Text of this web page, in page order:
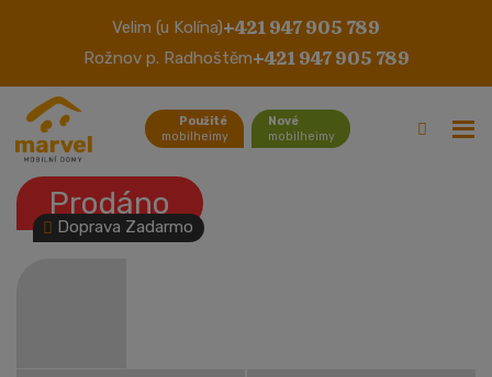
Velim (u Kolína)+421 947 905 789
Rožnov p. Radhoštěm+421 947 905 789
Použité
mobilheimy
Nové
mobilheimy
Atlas Caernarfon
Doprava Zadarmo
Prodáno